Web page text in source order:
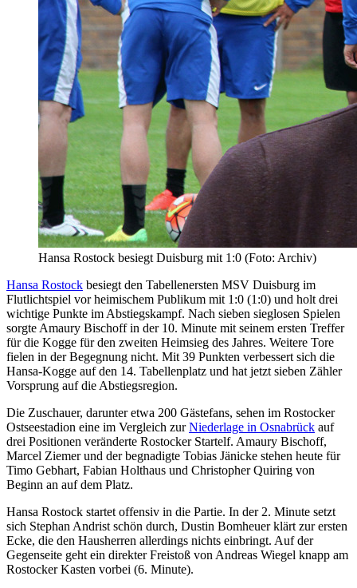
Hansa Rostock besiegt Duisburg mit 1:0 (Foto: Archiv)
Hansa Rostock besiegt den Tabellenersten MSV Duisburg im
Flutlichtspiel vor heimischem Publikum mit 1:0 (1:0) und holt drei
wichtige Punkte im Abstiegskampf. Nach sieben sieglosen Spielen
sorgte Amaury Bischoff in der 10. Minute mit seinem ersten Treffer
für die Kogge für den zweiten Heimsieg des Jahres. Weitere Tore
fielen in der Begegnung nicht. Mit 39 Punkten verbessert sich die
Hansa-Kogge auf den 14. Tabellenplatz und hat jetzt sieben Zähler
Vorsprung auf die Abstiegsregion.
Die Zuschauer, darunter etwa 200 Gästefans, sehen im Rostocker
Ostseestadion eine im Vergleich zurNiederlage in Osnabrück auf
drei Positionen veränderte Rostocker Startelf. Amaury Bischoff,
Marcel Ziemer und der begnadigte Tobias Jänicke stehen heute für
Timo Gebhart, Fabian Holthaus und Christopher Quiring von
Beginn an auf dem Platz.
Hansa Rostock startet offensiv in die Partie. In der 2. Minute setzt
sich Stephan Andrist schön durch, Dustin Bomheuer klärt zur ersten
Ecke, die den Hausherren allerdings nichts einbringt. Auf der
Gegenseite geht ein direkter Freistoß von Andreas Wiegel knapp am
Rostocker Kasten vorbei (6. Minute).